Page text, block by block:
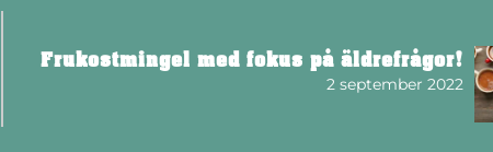
Frukostmingel med fokus på äldrefrågor!
2 september 2022